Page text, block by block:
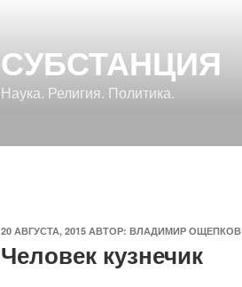
СУБСТАНЦИЯ
Наука. Религия. Политика.
ОПУБЛИКОВАНО
20 АВГУСТА, 2015 АВТОР: ВЛАДИМИР ОЩЕПКОВ
Человек кузнечик